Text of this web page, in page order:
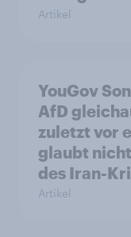
Artikel
YouGov
AfD
zuletzt vor
glaubt
des Iran-
Artikel